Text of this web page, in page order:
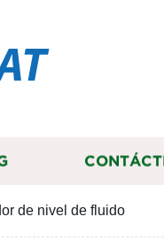
de nivel de fluido